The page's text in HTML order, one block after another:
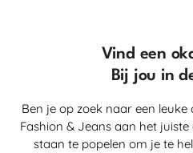
Vind een
Bij jou in
Ben je op zoek naar een
Fashion & Jeans aan het
staan te popelen om je te